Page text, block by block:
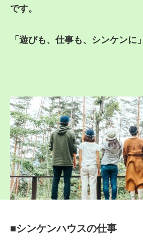
です。
「遊びも、仕事も、シンケンに」
■シンケンハウスの仕事